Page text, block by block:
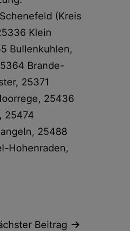
(Kreis
Klein
Bullenkuhlen,
Brande-
25371
25436
25474
25488
Hohenraden,
Beitrag